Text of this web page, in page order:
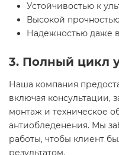
Устойчивостью к
Высокой
Надежностью даже
3. Полный цикл
Наша компания
включая консультации,
монтаж и техническое
антиобледенения. Мы
работы, чтобы клиент
результатом.